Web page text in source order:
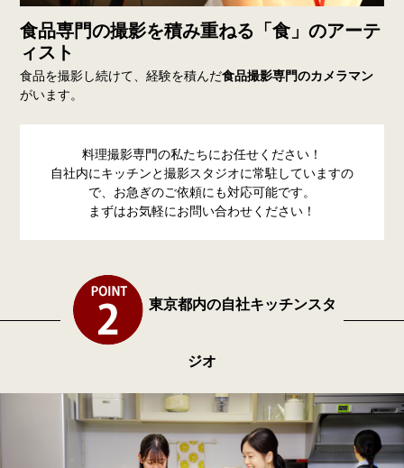
食品専門の撮影を積み重ねる「食」のアーテ
ィスト
食品を撮影し続けて、経験を積んだ食品撮影専門のカメラマン
がいます。
料理撮影専門の私たちにお任せください！
自社内にキッチンと撮影スタジオに常駐していますの
で、お急ぎのご依頼にも対応可能です。
まずはお気軽にお問い合わせください！
東京都内の自社キッチンスタ
ジオ